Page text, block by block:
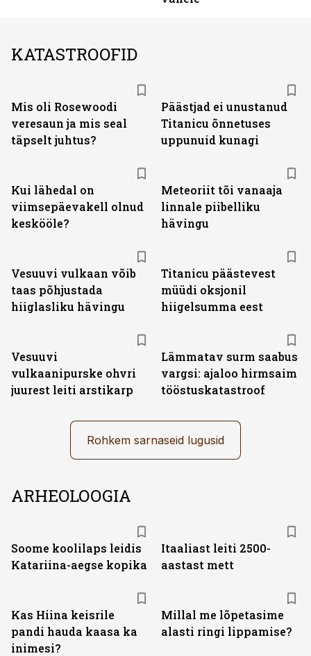
KATASTROOFID
Mis oli Rosewoodi
veresaun ja mis seal
täpselt juhtus?
Päästjad ei unustanud
Titanicu õnnetuses
uppunuid kunagi
Kui lähedal on
viimsepäevakell olnud
keskööle?
Meteoriit tõi vanaaja
linnale piibelliku
hävingu
Vesuuvi vulkaan võib
taas põhjustada
hiiglasliku hävingu
Titanicu päästevest
müüdi oksjonil
hiigelsumma eest
Vesuuvi
vulkaanipurske ohvri
juurest leiti arstikarp
Lämmatav surm saabus
vargsi: ajaloo hirmsaim
tööstuskatastroof
Rohkem sarnaseid lugusid
ARHEOLOOGIA
Soome koolilaps leidis
Katariina-aegse kopika
Itaaliast leiti 2500-
aastast mett
Kas Hiina keisrile
pandi hauda kaasa ka
inimesi?
Millal me lõpetasime
alasti ringi lippamise?